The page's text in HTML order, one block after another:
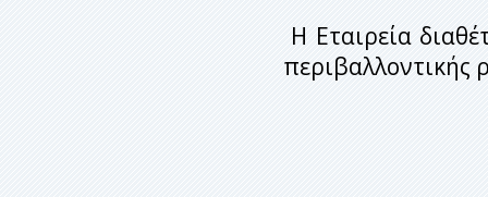
Η Εταιρεία
περιβαλλοντικής